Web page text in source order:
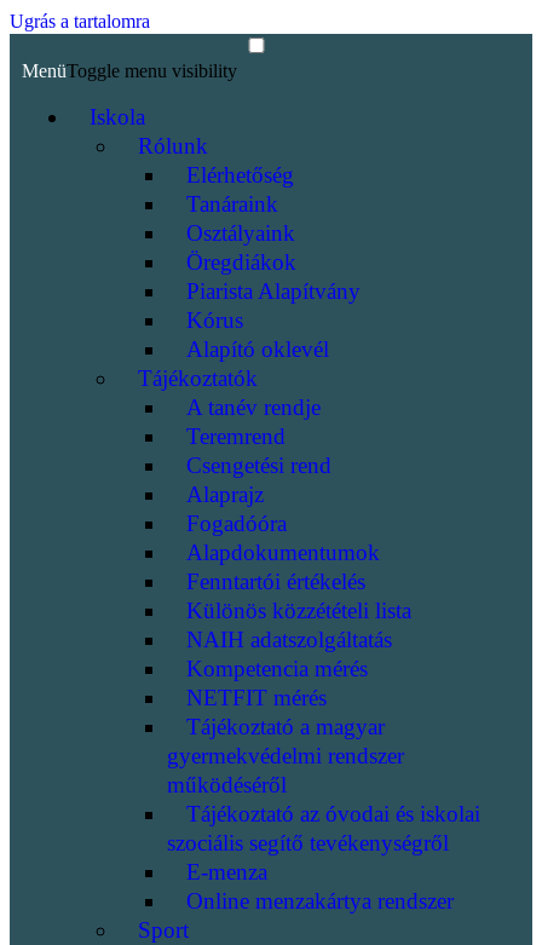
Ugrás a tartalomra
MenüToggle menu visibility
Iskola
Rólunk
Elérhetőség
Tanáraink
Osztályaink
Öregdiákok
Piarista Alapítvány
Kórus
Alapító oklevél
Tájékoztatók
A tanév rendje
Teremrend
Csengetési rend
Alaprajz
Fogadóóra
Alapdokumentumok
Fenntartói értékelés
Különös közzétételi lista
NAIH adatszolgáltatás
Kompetencia mérés
NETFIT mérés
Tájékoztató a magyar
gyermekvédelmi rendszer
működéséről
Tájékoztató az óvodai és iskolai
szociális segítő tevékenységről
E-menza
Online menzakártya rendszer
Sport